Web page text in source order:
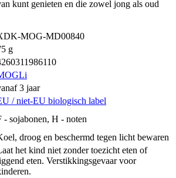
kunt genieten en die zowel jong als oud
MOG-MD00840
g
3 jaar
/ niet-EU biologisch label
- sojabonen, H - noten
droog en beschermd tegen licht bewaren
het kind niet zonder toezicht eten of
eten. Verstikkingsgevaar voor